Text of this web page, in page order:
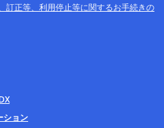
訂正等、利用停止等に関するお手続きの
ション